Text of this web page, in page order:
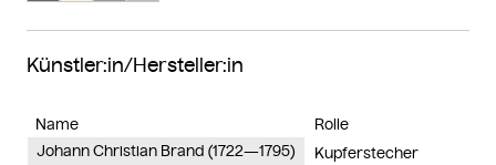
Künstler:in/Hersteller:in
Name
Rolle
Johann Christian Brand (1722—1795)
Kupferstecher